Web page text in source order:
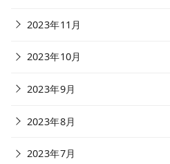
2023年11月
2023年10月
2023年9月
2023年8月
2023年7月